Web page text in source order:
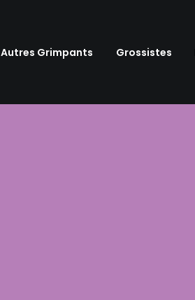
Autres Grimpants Grossistes